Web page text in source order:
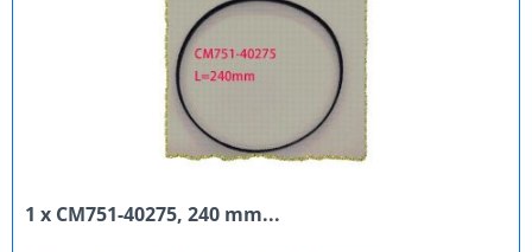
1 x CM751-40275, 240 mm...